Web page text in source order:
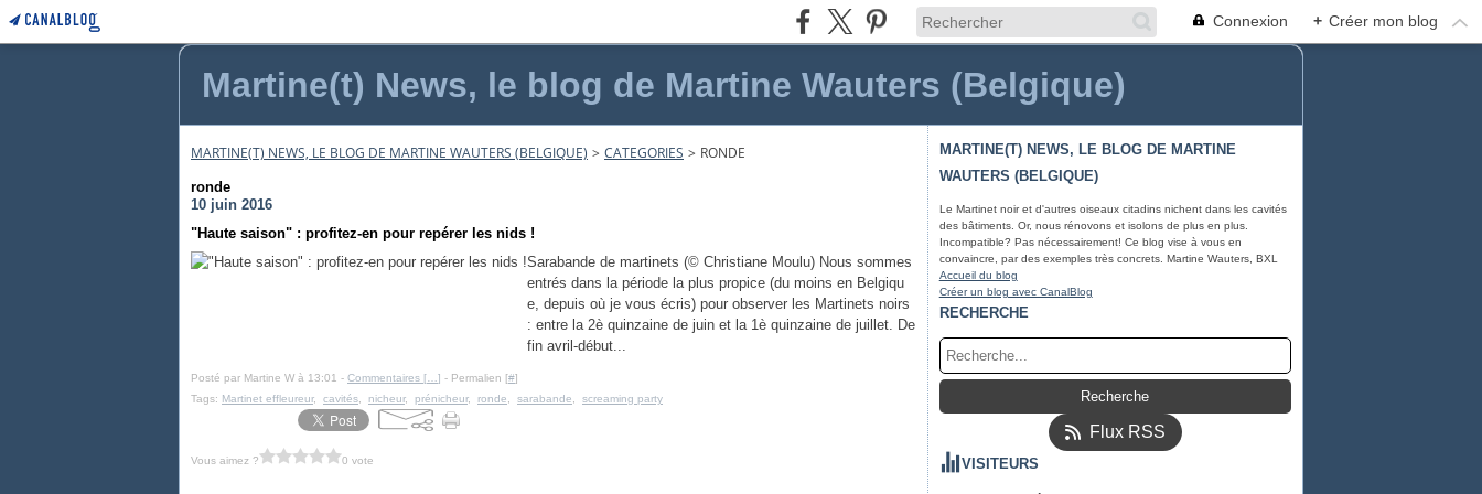
Connexion + Créer mon blog
Martine(t) News, le blog de Martine Wauters (Belgique)
MARTINE(T) NEWS, LE BLOG DE MARTINE WAUTERS (BELGIQUE) > CATEGORIES > RONDE
ronde
10 juin 2016
"Haute saison" : profitez-en pour repérer les nids !
Sarabande de martinets (© Christiane Moulu) Nous sommes
entrés dans la période la plus propice (du moins en Belgiqu
e, depuis où je vous écris) pour observer les Martinets noirs
: entre la 2è quinzaine de juin et la 1è quinzaine de juillet. De
fin avril-début...
Posté par Martine W à 13:01 - Commentaires [ ] - Permalien [#]
Tags: Martinet effleureur, cavités nicheur, prénicheur, ronde sarabande screaming party
Vous aimez ? 0 vote
MARTINE(T) NEWS, LE BLOG DE MARTINE
WAUTERS (BELGIQUE)
Le Martinet noir et d'autres oiseaux citadins nichent dans les cavités
des bâtiments. Or, nous rénovons et isolons de plus en plus.
Incompatible? Pas nécessairement! Ce blog vise à vous en
convaincre, par des exemples très concrets. Martine Wauters, BXL
Accueil du blog
Créer un blog avec CanalBlog
RECHERCHE
Flux RSS
VISITEURS